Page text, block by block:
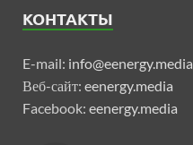
КОНТАКТЫ
E-mail: info@eenergy.media
Веб-сайт: eenergy.media
Facebook: eenergy.media